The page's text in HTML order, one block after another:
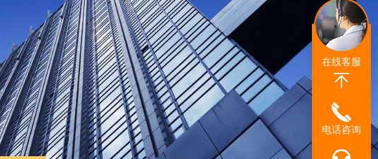
在线客服
电话咨询